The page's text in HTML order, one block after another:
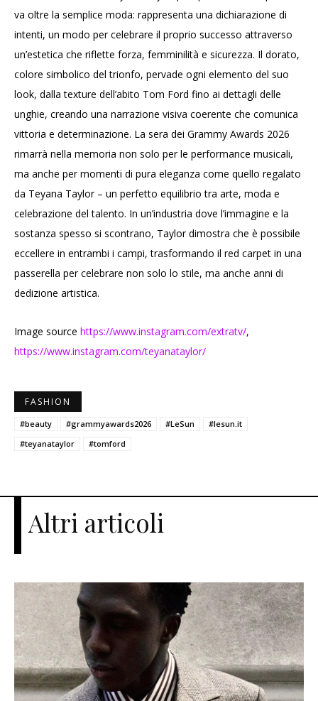
va oltre la semplice moda: rappresenta una dichiarazione di
intenti, un modo per celebrare il proprio successo attraverso
un’estetica che riflette forza, femminilità e sicurezza. Il dorato,
colore simbolico del trionfo, pervade ogni elemento del suo
look, dalla texture dell’abito Tom Ford fino ai dettagli delle
unghie, creando una narrazione visiva coerente che comunica
vittoria e determinazione. La sera dei Grammy Awards 2026
rimarrà nella memoria non solo per le performance musicali,
ma anche per momenti di pura eleganza come quello regalato
da Teyana Taylor – un perfetto equilibrio tra arte, moda e
celebrazione del talento. In un’industria dove l’immagine e la
sostanza spesso si scontrano, Taylor dimostra che è possibile
eccellere in entrambi i campi, trasformando il red carpet in una
passerella per celebrare non solo lo stile, ma anche anni di
dedizione artistica.
Image source https://www.instagram.com/extratv/,
https://www.instagram.com/teyanataylor/
FASHION
#beauty #grammyawards2026 #LeSun
#lesun.it
#teyanataylor
#tomford
Altri articoli